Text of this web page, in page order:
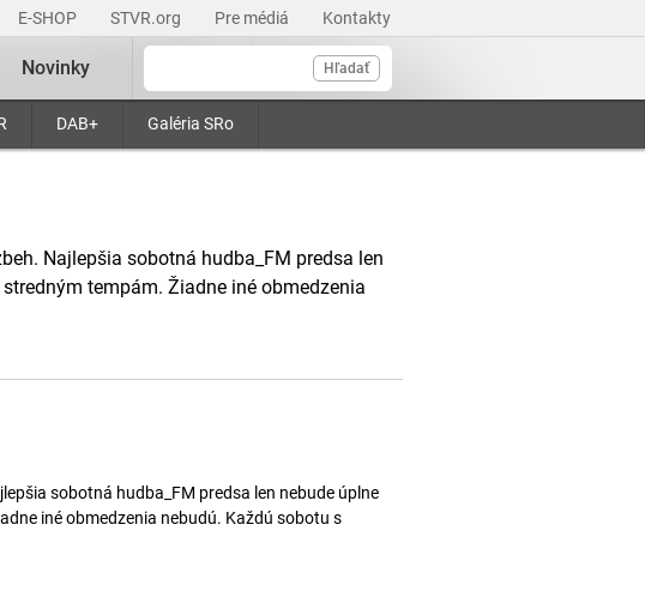
E-SHOP STVR.org Pre médiá Kontakty
Hľadať
DAB+ Galéria SRo
Novinky
Najlepšia sobotná hudba_FM predsa len
tempám. Žiadne iné obmedzenia
sobotná hudba_FM predsa len nebude úplne
iné obmedzenia nebudú. Každú sobotu s